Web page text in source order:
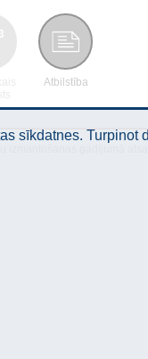
Atbilstība
sīkdatnes. Turpinot